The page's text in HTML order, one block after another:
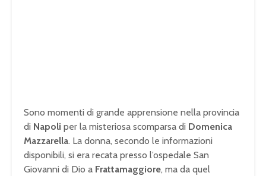
Sono momenti di grande apprensione nella provincia
di Napoli per la misteriosa scomparsa di Domenica
Mazzarella. La donna, secondo le informazioni
disponibili, si era recata presso l’ospedale San
Giovanni di Dio a Frattamaggiore, ma da quel